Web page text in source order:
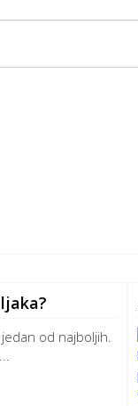
od najboljih.